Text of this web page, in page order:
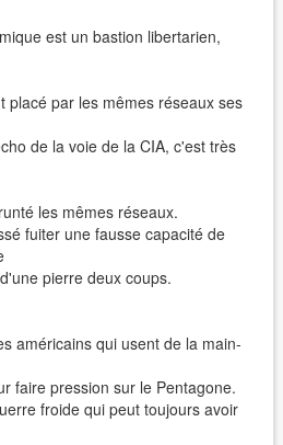
est un bastion libertarien,
placé par les mêmes réseaux ses
de la voie de la CIA, c'est très
les mêmes réseaux.
fuiter une fausse capacité de
pierre deux coups.
américains qui usent de la main-
faire pression sur le Pentagone.
froide qui peut toujours avoir